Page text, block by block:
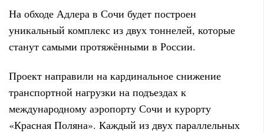
На обходе Адлера в Сочи будет построен
уникальный комплекс из двух тоннелей, которые
станут самыми протяжёнными в России.
Проект направили на кардинальное снижение
транспортной нагрузки на подъездах к
международному аэропорту Сочи и курорту
«Красная Поляна». Каждый из двух параллельных